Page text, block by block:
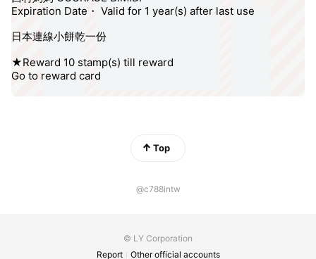
ign=default
Top
@c788intw
© LY Corporation
Report
Other official accounts